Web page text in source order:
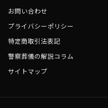
お問い合わせ
プライバシーポリシー
特定商取引法表記
警察葬儀の解説コラム
サイトマップ